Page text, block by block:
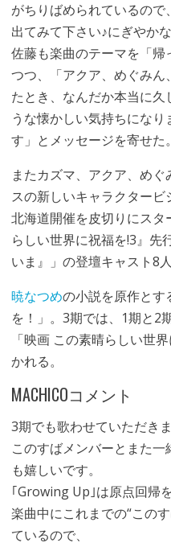
がちりばめられているの
出てみて下さい♪にぎやか
佐藤も楽曲のテーマを「帰
つつ、「アクア、めぐみ
たとき、なんだか本当に
うな懐かしい気持ちにな
す」とメッセージを寄せた。
またカズマ、アクア、め
スの新しいキャラクター
北海道開催を皮切りにス
らしい世界に祝福を!3』先
いま』」の登壇キャスト8
暁なつめの小説を原作とす
を！」。3期では、1期と2
「映画 この素晴らしい世
かれる。
MACHICOコメント
3期でも歌わせていただき
このすばメンバーとまた
も嬉しいです。
｢Growing Up｣は原点回帰
楽曲中にこれまでの“この
ているので、